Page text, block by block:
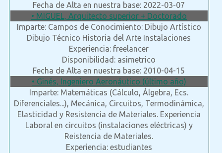
Fecha de Alta en nuestra base: 2022-03-07
• MIGUEL, Arquitecto superior + Doctorado
Imparte: Campos de Conocimiento: Dibujo Artístico
Dibujo Técnico Historia del Arte Instalaciones
Experiencia: freelancer
Disponibilidad: asimetrico
Fecha de Alta en nuestra base: 2010-04-15
• Ginés, Ingeniero Aeronáutico (último año)
Imparte: Matemáticas (Cálculo, Álgebra, Ecs.
Diferenciales...), Mecánica, Circuitos, Termodinámica,
Elasticidad y Resistencia de Materiales. Experiencia
Laboral en circuitos (instalaciones eléctricas) y
Reistencia de Materiales.
Experiencia: estudiantes